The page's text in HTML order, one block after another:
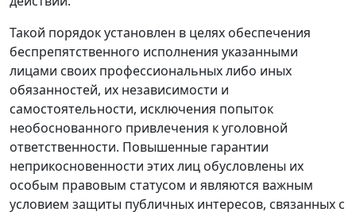
Такой порядок установлен в целях обеспечения
беспрепятственного исполнения указанными
лицами своих профессиональных либо иных
обязанностей, их независимости и
самостоятельности, исключения попыток
необоснованного привлечения к уголовной
ответственности. Повышенные гарантии
неприкосновенности этих лиц обусловлены их
особым правовым статусом и являются важным
условием защиты публичных интересов, связанных с